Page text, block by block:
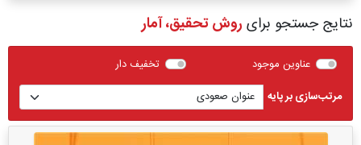
نتایج جستجو برای روش تحقیق، آمار
عناوین موجود
تخفیف دار
مرتب‌سازی بر پایه